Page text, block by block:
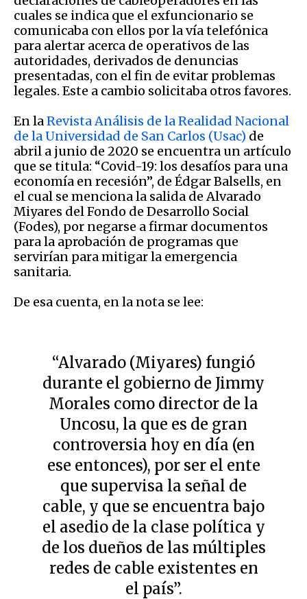
cuales se indica que el exfuncionario se
comunicaba con ellos por la vía telefónica
para alertar acerca de operativos de las
autoridades, derivados de denuncias
presentadas, con el fin de evitar problemas
legales. Este a cambio solicitaba otros favores.
En laRevista Análisis de la Realidad Nacional
de la Universidad de San Carlos (Usac) de
abril a junio de 2020 se encuentra un artículo
que se titula: “Covid-19: los desafíos para una
economía en recesión”, de Édgar Balsells, en
el cual se menciona la salida de Alvarado
Miyares del Fondo de Desarrollo Social
(Fodes), por negarse a firmar documentos
para la aprobación de programas que
servirían para mitigar la emergencia
sanitaria.
De esa cuenta, en la nota se lee:
“Alvarado (Miyares) fungió
durante el gobierno de Jimmy
Morales como director de la
Uncosu, la que es de gran
controversia hoy en día (en
ese entonces), por ser el ente
que supervisa la señal de
cable, y que se encuentra bajo
el asedio de la clase política y
de los dueños de las múltiples
redes de cable existentes en
el país”.